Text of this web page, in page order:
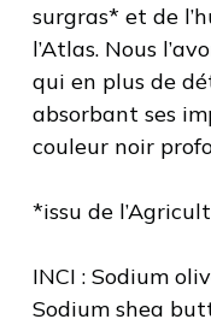
surgras* et de
l’Atlas. Nous
qui en plus de
absorbant ses
couleur noir
*issu de
INCI : Sodium
Sodium shea